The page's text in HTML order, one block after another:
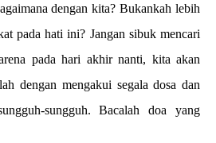
dengan kita? Bukankah lebih
pada hati ini? Jangan sibuk mencari
pada hari akhir nanti, kita akan
dengan mengakui segala dosa dan
sungguh. Bacalah doa yang